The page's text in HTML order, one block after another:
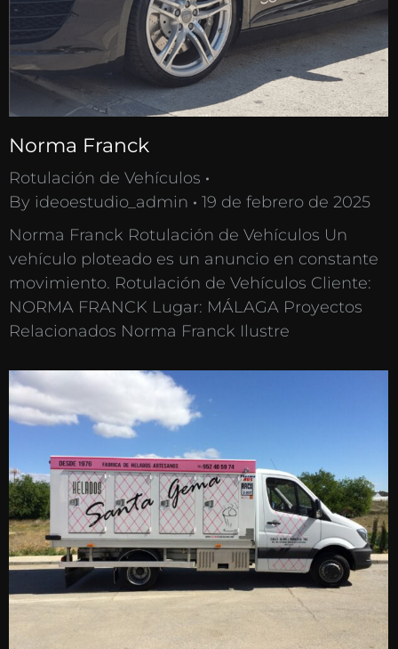
Norma Franck
Rotulación de Vehículos
By ideoestudio_admin
19 de febrero de 2025
Norma Franck Rotulación de Vehículos Un
vehículo ploteado es un anuncio en constante
movimiento. Rotulación de Vehículos Cliente:
NORMA FRANCK Lugar: MÁLAGA Proyectos
Relacionados Norma Franck Ilustre